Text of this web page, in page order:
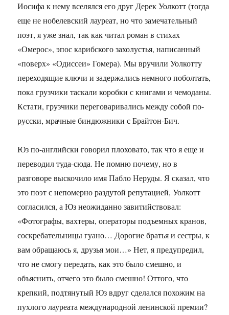
Иосифа к нему вселялся его друг Дерек Уолкотт (тогда
еще не нобелевский лауреат, но что замечательный
поэт, я уже знал, так как читал роман в стихах
«Омерос», эпос карибского захолустья, написанный
«поверх» «Одиссеи» Гомера). Мы вручили Уолкотту
переходящие ключи и задержались немного поболтать,
пока грузчики таскали коробки с книгами и чемоданы.
Кстати, грузчики переговаривались между собой по-
русски, мрачные биндюжники с Брайтон-Бич.
Юз по-английски говорил плоховато, так что я еще и
переводил туда-сюда. Не помню почему, но в
разговоре выскочило имя Пабло Неруды. Я сказал, что
это поэт с непомерно раздутой репутацией, Уолкотт
согласился, а Юз неожиданно завитийствовал:
«Фотографы, вахтеры, операторы подъемных кранов,
соскребательницы гуано… Дорогие братья и сестры, к
вам обращаюсь я, друзья мои…» Нет, я предупредил,
что не смогу передать, как это было смешно, и
объяснить, отчего это было смешно! Оттого, что
крепкий, подтянутый Юз вдруг сделался похожим на
пухлого лауреата международной ленинской премии?